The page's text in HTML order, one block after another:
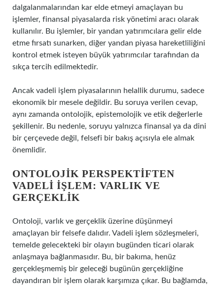
dalgalanmalarından kar elde etmeyi amaçlayan bu
işlemler, finansal piyasalarda risk yönetimi aracı olarak
kullanılır. Bu işlemler, bir yandan yatırımcılara gelir elde
etme fırsatı sunarken, diğer yandan piyasa hareketliliğini
kontrol etmek isteyen büyük yatırımcılar tarafından da
sıkça tercih edilmektedir.
Ancak vadeli işlem piyasalarının helallik durumu, sadece
ekonomik bir mesele değildir. Bu soruya verilen cevap,
aynı zamanda ontolojik, epistemolojik ve etik değerlerle
şekillenir. Bu nedenle, soruyu yalnızca finansal ya da dini
bir çerçevede değil, felsefi bir bakış açısıyla ele almak
önemlidir.
ONTOLOJIK PERSPEKTIFTEN
VADELI İŞLEM: VARLIK VE
GERÇEKLIK
Ontoloji, varlık ve gerçeklik üzerine düşünmeyi
amaçlayan bir felsefe dalıdır. Vadeli işlem sözleşmeleri,
temelde gelecekteki bir olayın bugünden ticari olarak
anlaşmaya bağlanmasıdır. Bu, bir bakıma, henüz
gerçekleşmemiş bir geleceği bugünün gerçekliğine
dayandıran bir işlem olarak karşımıza çıkar. Bu bağlamda,